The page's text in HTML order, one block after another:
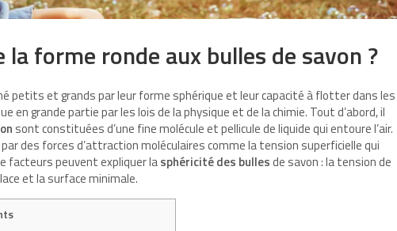
la forme ronde aux bulles de savon ?
petits et grands par leur forme sphérique et leur capacité à flotter dans les
en grande partie par les lois de la physique et de la chimie. Tout d’abord, il
sont constituées d’une fine molécule et pellicule de liquide qui entoure l’air.
des forces d’attraction moléculaires comme la tension superficielle qui
facteurs peuvent expliquer lasphéricité des bullesde savon : la tension de
et la surface minimale.